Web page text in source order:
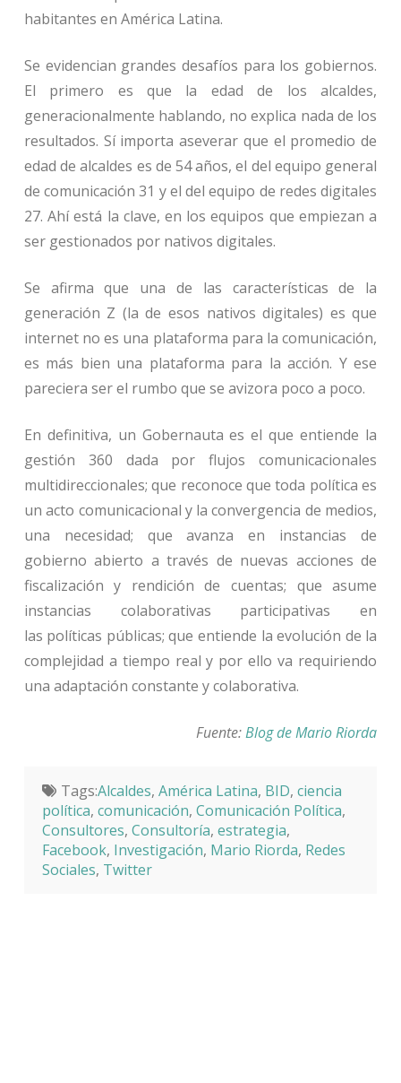
habitantes en América Latina.
Se evidencian grandes desafíos para los gobiernos.
El primero es que la edad de los alcaldes,
generacionalmente hablando, no explica nada de los
resultados. Sí importa aseverar que el promedio de
edad de alcaldes es de 54 años, el del equipo general
de comunicación 31 y el del equipo de redes digitales
27. Ahí está la clave, en los equipos que empiezan a
ser gestionados por nativos digitales.
Se afirma que una de las características de la
generación Z (la de esos nativos digitales) es que
internet no es una plataforma para la comunicación,
es más bien una plataforma para la acción. Y ese
pareciera ser el rumbo que se avizora poco a poco.
En definitiva, un Gobernauta es el que entiende la
gestión 360 dada por flujos comunicacionales
multidireccionales; que reconoce que toda política es
un acto comunicacional y la convergencia de medios,
una necesidad; que avanza en instancias de
gobierno abierto a través de nuevas acciones de
fiscalización y rendición de cuentas; que asume
instancias colaborativas participativas en
las políticas públicas; que entiende la evolución de la
complejidad a tiempo real y por ello va requiriendo
una adaptación constante y colaborativa.
Fuente:Blog de Mario Riorda
Tags:Alcaldes, América Latina, BID, ciencia
política, comunicación, Comunicación Política,
Consultores, Consultoría, estrategia,
Facebook, Investigación, Mario Riorda, Redes
Sociales, Twitter